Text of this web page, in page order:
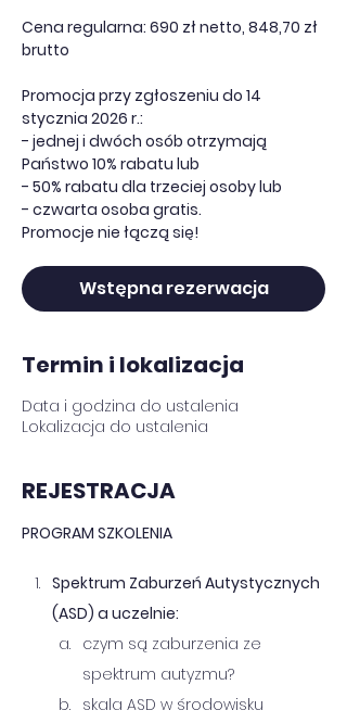
Cena regularna: 690 zł netto, 848,70 zł
brutto
Promocja przy zgłoszeniu do 14
stycznia 2026 r.:
- jednej i dwóch osób otrzymają
Państwo 10% rabatu lub
- 50% rabatu dla trzeciej osoby lub
- czwarta osoba gratis.
Promocje nie łączą się!
Wstępna rezerwacja
Termin i lokalizacja
Data i godzina do ustalenia
Lokalizacja do ustalenia
REJESTRACJA
PROGRAM SZKOLENIA
Spektrum Zaburzeń Autystycznych
(ASD) a uczelnie:
czym są zaburzenia ze
spektrum autyzmu?
skala ASD w środowisku